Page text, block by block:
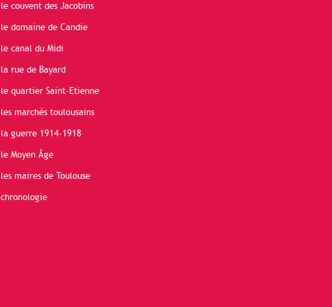
le couvent des Jacobins
le domaine de Candie
le canal du Midi
la rue de Bayard
le quartier Saint-Etienne
les marchés toulousains
la guerre 1914-1918
le Moyen Âge
les maires de Toulouse
chronologie